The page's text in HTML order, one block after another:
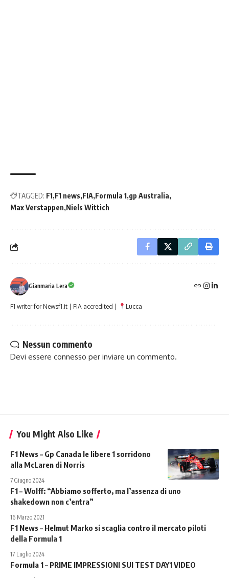
TAGGED: F1 F1 news FIA Formula 1 gp Australia
Max Verstappen Niels Wittich
Gianmaria Lera
F1 writer for Newsf1.it | FIA accredited | Lucca
Nessun commento
Devi essere connesso per inviare un commento.
You Might Also Like
F1 News – Gp Canada le libere 1 sorridono
alla McLaren di Norris
7 Giugno 2024
F1 – Wolff: “Abbiamo sofferto, ma l’assenza di uno
shakedown non c’entra”
16 Marzo 2021
F1 News – Helmut Marko si scaglia contro il mercato piloti
della Formula 1
17 Luglio 2024
Formula 1 – PRIME IMPRESSIONI SUI TEST DAY1 VIDEO